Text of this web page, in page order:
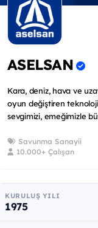
ASELSAN
Kara, deniz, hava ve
oyun değiştiren
sevgimizi, emeğimizle
Savunma Sanayii
10.000+ Çalışan
KURULUŞ YILI
1975